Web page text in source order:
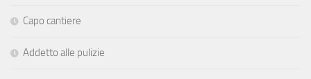
Capo cantiere
Addetto alle pulizie